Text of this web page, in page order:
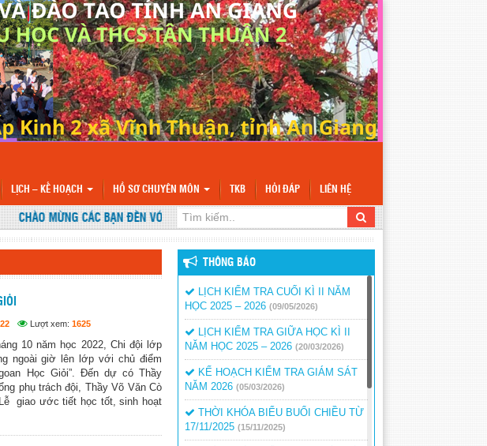
LỊCH – KẾ HOẠCH HỒ SƠ CHUYÊN MÔN TKB HỎI ĐÁP LIÊN HỆ
CHÀO MỪNG CÁC BẠN ĐẾN VỚI WEBSITE TRƯỜNG TH&THCS TÂN THUẬN 2
Lượt xem: 1625
10 năm học 2022, Chi đội lớp
ngoài giờ lên lớp với chủ điểm
Học Giỏi”. Đến dự có Thầy
phụ trách đội, Thầy Võ Văn Cò
giao ước tiết học tốt, sinh hoạt
THÔNG BÁO
LỊCH KIỂM TRA CUỐI KÌ II NĂM
HỌC 2025 – 2026 (09/05/2026)
LỊCH KIỂM TRA GIỮA HỌC KÌ II
NĂM HỌC 2025 – 2026 (20/03/2026)
KẾ HOẠCH KIỂM TRA GIÁM SÁT
NĂM 2026 (05/03/2026)
THỜI KHÓA BIỂU BUỔI CHIỀU TỪ
17/11/2025 (15/11/2025)